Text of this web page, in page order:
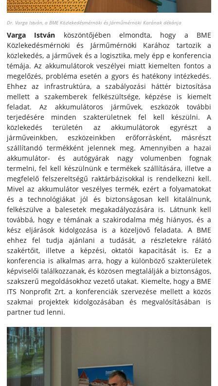
Dr. Varga István, a BME Közlekedésmérnöki és Járműmérnöki Karának dékánja
Varga István köszöntőjében elmondta, hogy a BME
Közlekedésmérnöki és Járműmérnöki Karához tartozik a
közlekedés, a járművek és a logisztika, mely épp e konferencia
témája. Az akkumulátorok veszélyei miatt kiemelten fontos a
megelőzés, probléma esetén a gyors és hatékony intézkedés.
Ehhez az infrastruktúra, a szabályozási háttér biztosítása
mellett a szakemberek felkészültsége, képzése is kiemelt
feladat. Az akkumulátoros járművek, eszközök további
terjedésére minden szakterületnek fel kell készülni. A
közlekedés területén az akkumulátorok egyrészt a
járműveinkben, eszközeinkben erőforrásként, másrészt
szállítandó termékként jelennek meg. Amennyiben a hazai
akkumulátor- és autógyárak nagy volumenben fognak
termelni, fel kell készülnünk e termékek szállítására, illetve a
megfelelő felszereltségű raktárbázisokkal is rendelkezni kell.
Mivel az akkumulátor veszélyes termék, ezért a folyamatokat
és a technológiákat jól és biztonságosan kell kitalálnunk,
felkészülve a balesetek megakadályozására is. Látnunk kell
továbbá, hogy e témának a szakirodalma még hiányos, és a
kész eljárások kidolgozása is a közeljövő feladata. A BME
ehhez fel tudja ajánlani a tudását, a részletekre rálátó
szakértőit, illetve a képzési, oktatói kapacitását is. Ez a
konferencia is alkalmas arra, hogy a különböző szakterületek
képviselői találkozzanak, és közösen megtalálják a biztonságos,
szakszerű megoldásokhoz vezető utakat. Kiemelte, hogy a BME
ITS Nonprofit Zrt. a konferenciák szervezése mellett a közös
szakmai projektek kidolgozásában és megvalósításában is
partner tud lenni.